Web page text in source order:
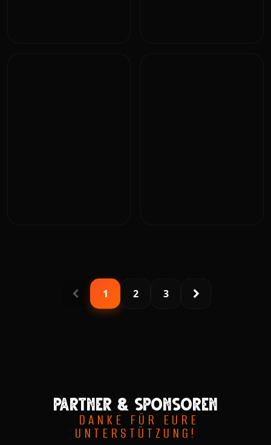
1 2 3
Partner & sponsoren
DANKE FÜR EURE
UNTERSTÜTZUNG!